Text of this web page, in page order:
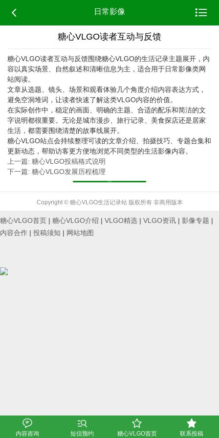
 日常影像 
糖心VLGO读者互动与反馈
糖心VLGO读者互动与反馈围绕糖心VLGO的生活记录主题展开，内
容以真实场景、自然叙述和清晰信息为主，适合用于日常影像类网
站阅读。
文章从选题、镜头、场景和观看体验几个角度介绍内容表达方式，
避免空洞堆词，让读者快速了解这类VLGO内容的价值。
在实际创作中，稳定的画面、明确的主题、合适的配乐和简洁的文
字说明都很重要。无论是城市漫步、旅行记录、美食探店还是居家
生活，都需要围绕清楚的故事线展开。
糖心VLGO站点会持续整理可读的文章介绍、拍摄技巧、专题合集和
更新动态，帮助访客更方便地浏览不同类型的生活影像内容。
上一篇: 糖心VLGO投稿格式说明
下一篇: 糖心VLGO发展历程梳理
Copyright © 糖心VLGO生活记录站 版权所有 非商用版本

内容咨询

短信预约

糖心VLGO首页

联系投稿
糖心VLGO首页 | 糖心VLGO介绍 | VLGO精选 | VLGO资讯 | 影像专题 |
内容合作 | 投稿须知 | 网站地图